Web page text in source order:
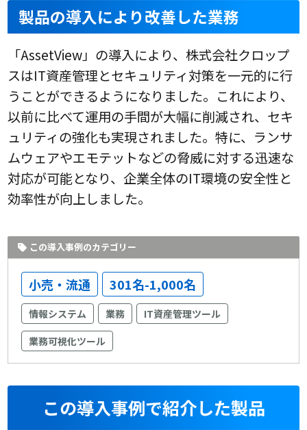
製品の導入により改善した業務
「AssetView」の導入により、株式会社クロップ
スはIT資産管理とセキュリティ対策を一元的に行
うことができるようになりました。これにより、
以前に比べて運用の手間が大幅に削減され、セキ
ュリティの強化も実現されました。特に、ランサ
ムウェアやエモテットなどの脅威に対する迅速な
対応が可能となり、企業全体のIT環境の安全性と
効率性が向上しました。
この導入事例のカテゴリー
小売・流通 301名-1,000名
情報システム 業務
IT資産管理ツール
業務可視化ツール
この導入事例で紹介した製品